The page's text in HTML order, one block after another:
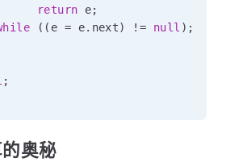
return e;
( ( e = e. next) != null ) ;
;
奥秘